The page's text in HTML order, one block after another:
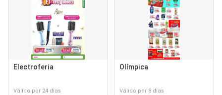
Electroferia
Válido por 24 días
Olímpica
Válido por 8 días